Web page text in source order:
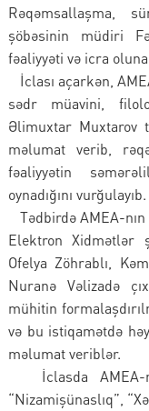
Rəqəmsallaşma,
şöbəsinin müdiri
fəaliyyəti və icra
İclası açarkən,
sədr müavini,
Əlimuxtar Muxtarov
məlumat verib,
fəaliyyətin
oynadığını vurğulayıb.
Tədbirdə AMEA-
Elektron Xidmətlər
Ofelya Zöhrablı,
Nuranə Vəlizadə
mühitin
və bu istiqamətdə
məlumat veriblər.
İclasda AMEA-
“Nizamişünaslıq”,